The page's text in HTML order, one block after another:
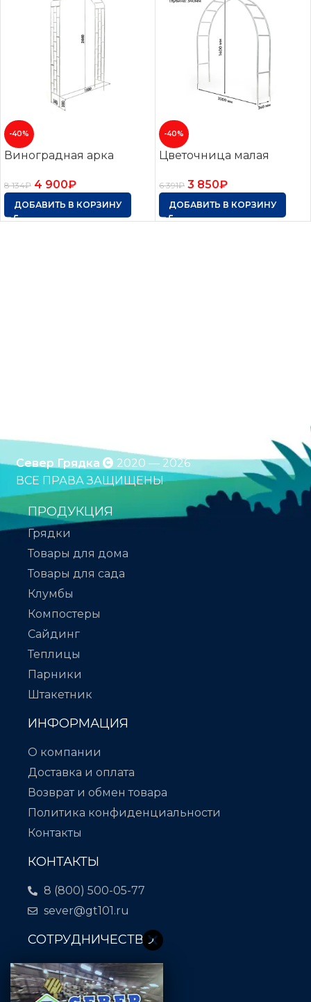
-40%
Виноградная арка
8 134₽ 4 900₽
ДОБАВИТЬ В КОРЗИНУ
-40%
Цветочница малая
6 391₽ 3 850₽
ДОБАВИТЬ В КОРЗИНУ
Север Грядка
2020 — 2026
ВСЕ ПРАВА ЗАЩИЩЕНЫ
ПРОДУКЦИЯ
Грядки
Товары для дома
Товары для сада
Клумбы
Компостеры
Сайдинг
Теплицы
Парники
Штакетник
ИНФОРМАЦИЯ
О компании
Доставка и оплата
Возврат и обмен товара
Политика конфиденциальности
Контакты
КОНТАКТЫ
8 (800) 500-05-77
sever@gt101.ru
СОТРУДНИЧЕСТВО
Отдел закупок:
18@gt101.ru